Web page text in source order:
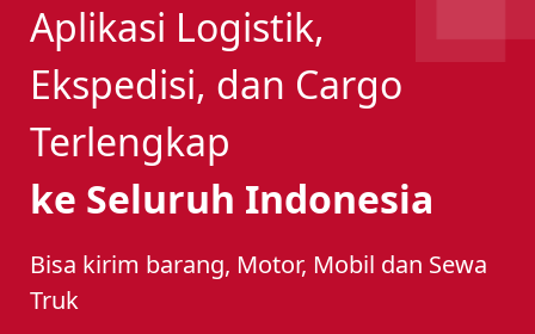
Aplikasi Logistik,
Ekspedisi, dan Cargo
Terlengkap
ke Seluruh Indonesia
Bisa kirim barang, Motor, Mobil dan Sewa
Truk